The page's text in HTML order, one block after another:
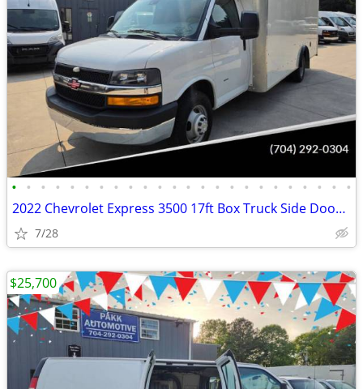
• • • • • • • • • • • • • • • • • • • • • • • •
2022 Chevrolet Express 3500 17ft Box Truck Side Door Delivery Van
7/28
$25,700